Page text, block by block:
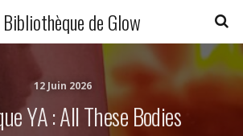
Bibliothèque de Glow
12 Juin 2026
YA : All These Bodies